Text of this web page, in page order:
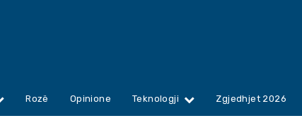
Rozë Opinione Teknologji Zgjedhjet 2026